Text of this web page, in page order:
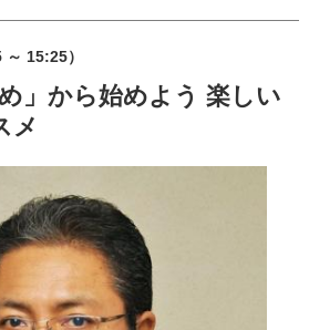
15:25）
」から始めよう 楽しい
メ